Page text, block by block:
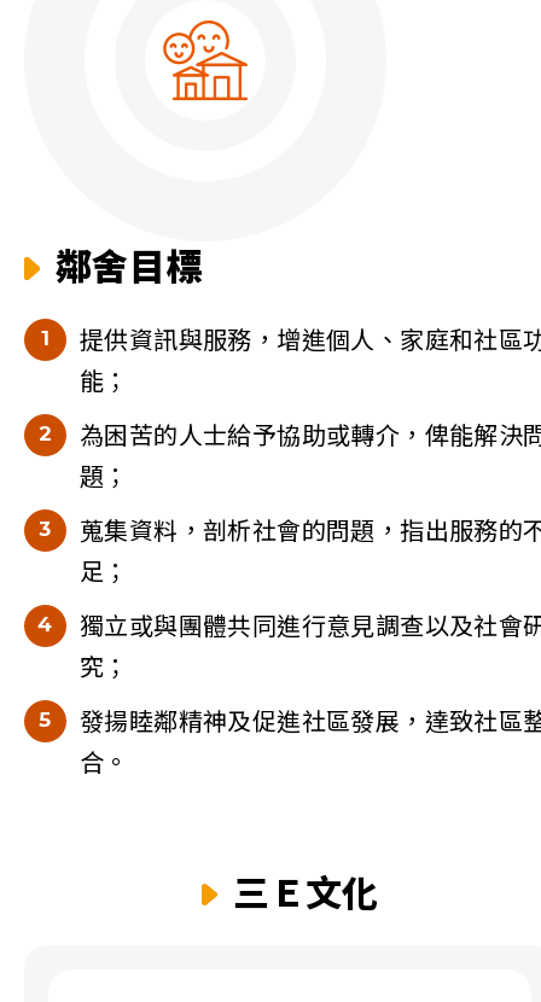
鄰舍目標
提供資訊與服務，增進個人、家庭和社區
能；
為困苦的人士給予協助或轉介，俾能解決
題；
蒐集資料，剖析社會的問題，指出服務的
足；
獨立或與團體共同進行意見調查以及社會
究；
發揚睦鄰精神及促進社區發展，達致社區
合。
三Ｅ文化